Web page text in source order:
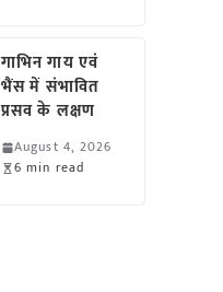
गाभिन गाय एवं
भैंस में संभावित
प्रसव के लक्षण
August 4, 2026
6 min read